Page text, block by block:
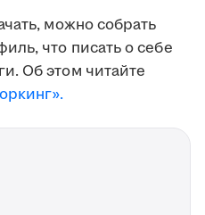
можно собрать
что писать о себе
Об этом читайте